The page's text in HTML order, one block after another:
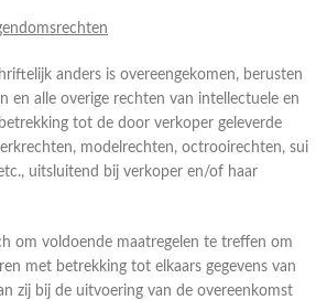
anders is overeengekomen, berusten
en alle overige rechten van intellectuele en
tot de door verkoper geleverde
modelrechten, octrooirechten, sui
uitsluitend bij verkoper en/of haar
om voldoende maatregelen te treffen om
met betrekking tot elkaars gegevens van
zij bij de uitvoering van de overeenkomst